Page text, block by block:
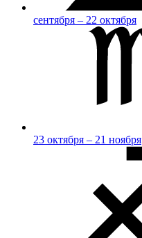
сентября – 22 октября
23 октября – 21 ноября